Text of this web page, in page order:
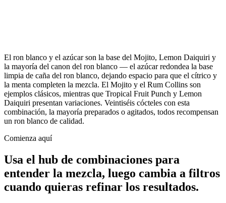
El ron blanco y el azúcar son la base del Mojito, Lemon Daiquiri y
la mayoría del canon del ron blanco — el azúcar redondea la base
limpia de caña del ron blanco, dejando espacio para que el cítrico y
la menta completen la mezcla. El Mojito y el Rum Collins son
ejemplos clásicos, mientras que Tropical Fruit Punch y Lemon
Daiquiri presentan variaciones. Veintiséis cócteles con esta
combinación, la mayoría preparados o agitados, todos recompensan
un ron blanco de calidad.
Comienza aquí
Usa el hub de combinaciones para
entender la mezcla, luego cambia a filtros
cuando quieras refinar los resultados.